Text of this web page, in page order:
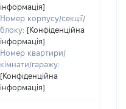
інформація]
Номер корпусу/секції/
блоку: [Конфіденційна
інформація]
Номер квартири/
кімнати/гаражу:
[Конфіденційна
інформація]